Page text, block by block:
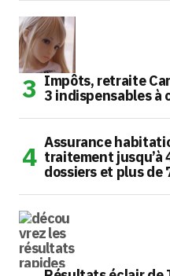
Impôts, retraite
3 indispensables à
Assurance
traitement jusqu’à
dossiers et plus de